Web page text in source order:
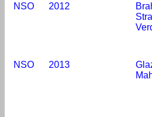
NSO
2012
NSO
2013